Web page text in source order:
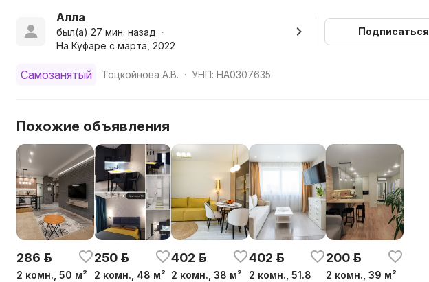
Бронь по предоплате,которая не возвращается при отмене бронирования.
Квартира не сдаётся лицам младше 23 лет,
Алла
был(а) 27 мин. назад •
На Куфаре с марта, 2022
Подписаться
Самозанятый Тоцкойнова А.В. • УНП: HA0307635
Похожие объявления
286 р.
2 комн., 50 м²
250 р.
2 комн., 48 м²
402 р.
2 комн., 38 м²
402 р.
2 комн., 51.8
200 р.
2 комн., 39 м²